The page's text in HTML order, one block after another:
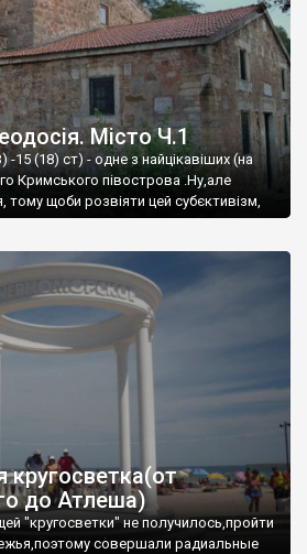
Місто Ч.1
15 (18) ст) - одне з найцікавіших (на
Кримського півострова .Ну,але
щоби розвіяти цей субєктивізм,
кругосветка(от
до Атлеша)
"кругосветки" не получилось,пройти
совершали радиальные